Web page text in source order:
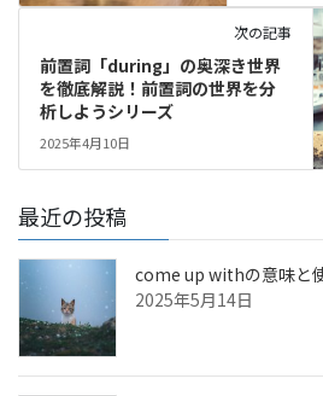
次の記事
前置詞「during」の奥深き世界
を徹底解説！前置詞の世界を分
析しようシリーズ
2025年4月10日
最近の投稿
come up withの意味と
2025年5月14日